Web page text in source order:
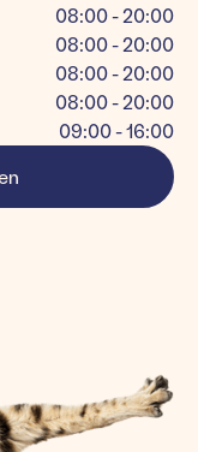
08:00 - 20:00
08:00 - 20:00
08:00 - 20:00
08:00 - 20:00
09:00 - 16:00